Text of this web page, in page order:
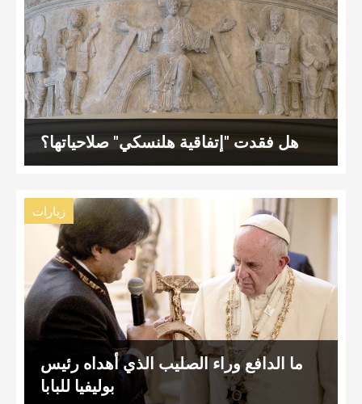
هل فقدت "إتفاقية هلنسكي" صلاحياتها؟
زيارات
ما الدافع وراء الصليب الذي أهداه رئيس
بوليفيا للبابا